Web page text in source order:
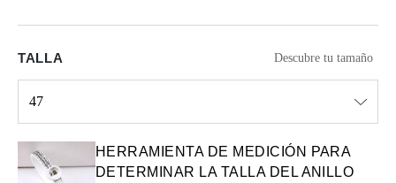
TALLA Descubre tu tamaño
47
HERRAMIENTA DE MEDICIÓN PARA
DETERMINAR LA TALLA DEL ANILLO